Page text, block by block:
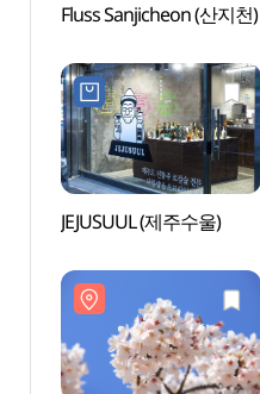
Fluss Sanjicheon (산지천)
JEJUSUUL (제주수울)